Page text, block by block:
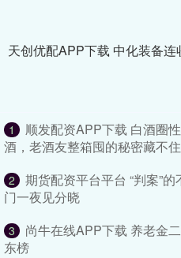
天创优配APP下载 中化装备连
1
顺发配资APP下载 白酒圈
酒，老酒友整箱囤的秘密藏不住
2
期货配资平台平台 “判案”
门一夜见分晓
3
尚牛在线APP下载 养老金
东榜